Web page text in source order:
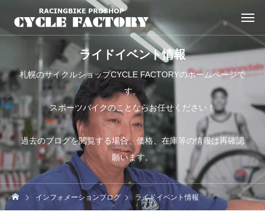
ライドイベント情報
札幌のサイクルショップCYCLE FACTORYのホームページで
す。
スポーツバイクのことならお任せください！
過去のブログを閲覧する場合、価格、在庫等の情報は再確認
願います。
インフォメーションブログ ライドイベント情報